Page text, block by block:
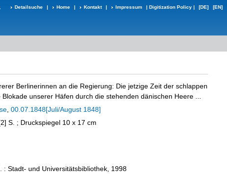
Detailsuche | Home | Kontakt | Impressum | Digitization Policy | [DE] [EN]
Berlinerinnen an die Regierung: Die jetzige Zeit der schlappen
unserer Häfen durch die stehenden dänischen Heere ...
00.07.1848[Juli/August 1848]
S. ; Druckspiegel 10 x 17 cm
: Stadt- und Universitätsbibliothek, 1998